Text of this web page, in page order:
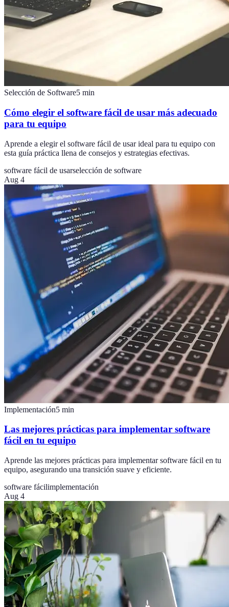
Selección de Software5 min
Cómo elegir el software fácil de usar más adecuado
para tu equipo
Aprende a elegir el software fácil de usar ideal para tu equipo con
esta guía práctica llena de consejos y estrategias efectivas.
software fácil de usarselección de software
Aug 4
Implementación5 min
Las mejores prácticas para implementar software
fácil en tu equipo
Aprende las mejores prácticas para implementar software fácil en tu
equipo, asegurando una transición suave y eficiente.
software fácilimplementación
Aug 4